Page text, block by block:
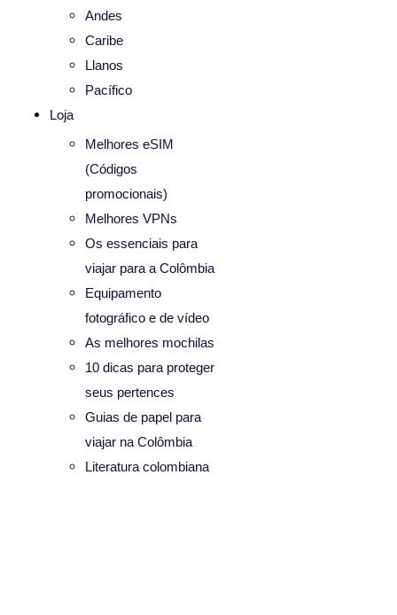
Andes
Caribe
Llanos
Pacífico
Loja
Melhores eSIM
(Códigos
promocionais)
Melhores VPNs
Os essenciais para
viajar para a Colômbia
Equipamento
fotográfico e de vídeo
As melhores mochilas
10 dicas para proteger
seus pertences
Guias de papel para
viajar na Colômbia
Literatura colombiana